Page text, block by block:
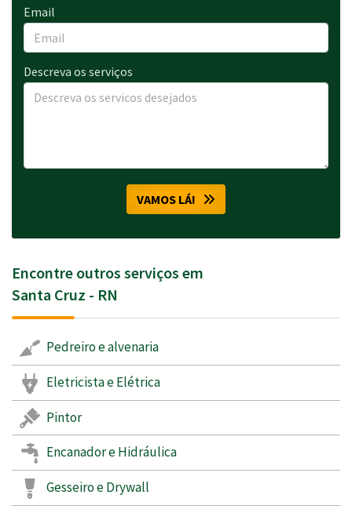
Email
Descreva os serviços
VAMOS LÁ!
Encontre outros serviços em
Santa Cruz - RN
Pedreiro e alvenaria
Eletricista e Elétrica
Pintor
Encanador e Hidráulica
Gesseiro e Drywall